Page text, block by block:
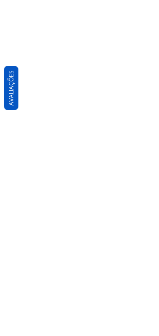
AVALIAÇÕES